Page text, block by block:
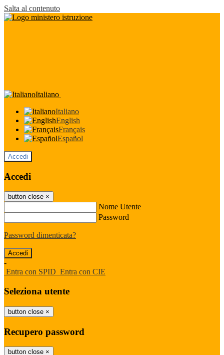
Salta al contenuto
Italiano
Italiano
English
Français
Español
Accedi
Accedi
button close ×
Nome Utente
Password
Password dimenticata?
-
Entra con SPID Entra con CIE
Seleziona utente
button close ×
Recupero password
button close ×